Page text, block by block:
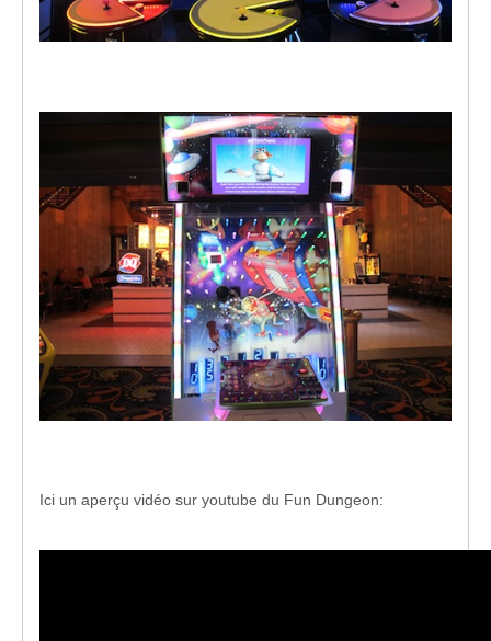
Ici un aperçu vidéo sur youtube du Fun Dungeon: